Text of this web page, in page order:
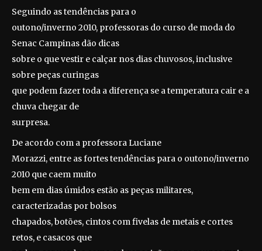
Seguindo as tendências para o
outono/inverno 2010, professoras do curso de moda do
Senac Campinas dão dicas
sobre o que vestir e calçar nos dias chuvosos, inclusive
sobre peças curingas
que podem fazer toda a diferença se a temperatura cair e a
chuva chegar de
surpresa.
De acordo com a professora Luciane
Morazzi, entre as fortes tendências para o outono/inverno
2010 que caem muito
bem em dias úmidos estão as peças militares,
caracterizadas por bolsos
chapados, botões, cintos com fivelas de metais e cortes
retos, e casacos que